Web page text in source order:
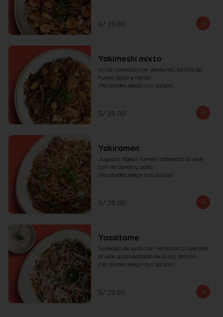
S/ 29.00
Yakimeshi mixto
Arroz salteado con verduras, tortilla de
huevo, pollo y cerdo.
¡No olvides elegir tus salsas!
S/ 25.00
Yakiramen
Jugosos fideos ramen salteados al wok
con verduras y pollo.
¡No olvides elegir tus salsas!
S/ 25.00
Yasaitame
Salteado de pollo con verduras crujientes
al wok acompañado de arroz blanco.
¡No olvides elegir tus salsas!
S/ 22.50